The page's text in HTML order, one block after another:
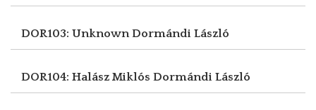
DOR103: UnknownDormándi László
DOR104: Halász Miklós Dormándi László